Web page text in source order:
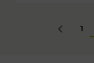
Zurück
1